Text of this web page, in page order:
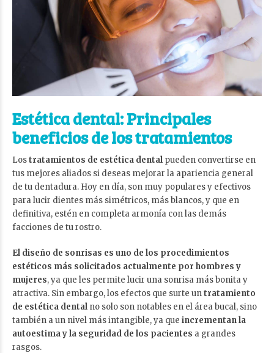
Estética dental: Principales
beneficios de los tratamientos
Lostratamientos de estética dental pueden convertirse en
tus mejores aliados si deseas mejorar la apariencia general
de tu dentadura. Hoy en día, son muy populares y efectivos
para lucir dientes más simétricos, más blancos, y que en
definitiva, estén en completa armonía con las demás
facciones de tu rostro.
El diseño de sonrisas es uno de los procedimientos
estéticos más solicitados actualmente por hombres y
mujeres, ya que les permite lucir una sonrisa más bonita y
atractiva. Sin embargo, los efectos que surte untratamiento
de estética dental no solo son notables en el área bucal, sino
también a un nivel más intangible, ya que incrementan la
autoestima y la seguridad de los pacientes a grandes
rasgos.